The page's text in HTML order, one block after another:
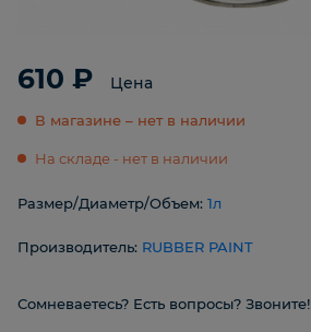
610 ₽ Цена
В магазине – нет в наличии
На складе - нет в наличии
Размер/Диаметр/Объем: 1л
Производитель: RUBBER PAINT
Сомневаетесь? Есть вопросы? Звоните!